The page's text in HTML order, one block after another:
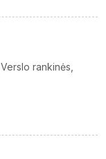
Verslo rankinės